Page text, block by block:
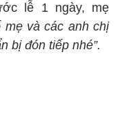
lễ 1 ngày, mẹ
mẹ và các anh chị
bị đón tiếp nhé”.